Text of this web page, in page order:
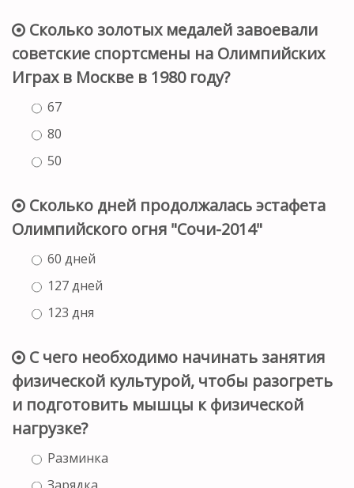
Сколько золотых медалей завоевали
советские спортсмены на Олимпийских
Играх в Москве в 1980 году?
67
80
50
Сколько дней продолжалась эстафета
Олимпийского огня "Сочи-2014"
60 дней
127 дней
123 дня
С чего необходимо начинать занятия
физической культурой, чтобы разогреть
и подготовить мышцы к физической
нагрузке?
Разминка
Зарядка